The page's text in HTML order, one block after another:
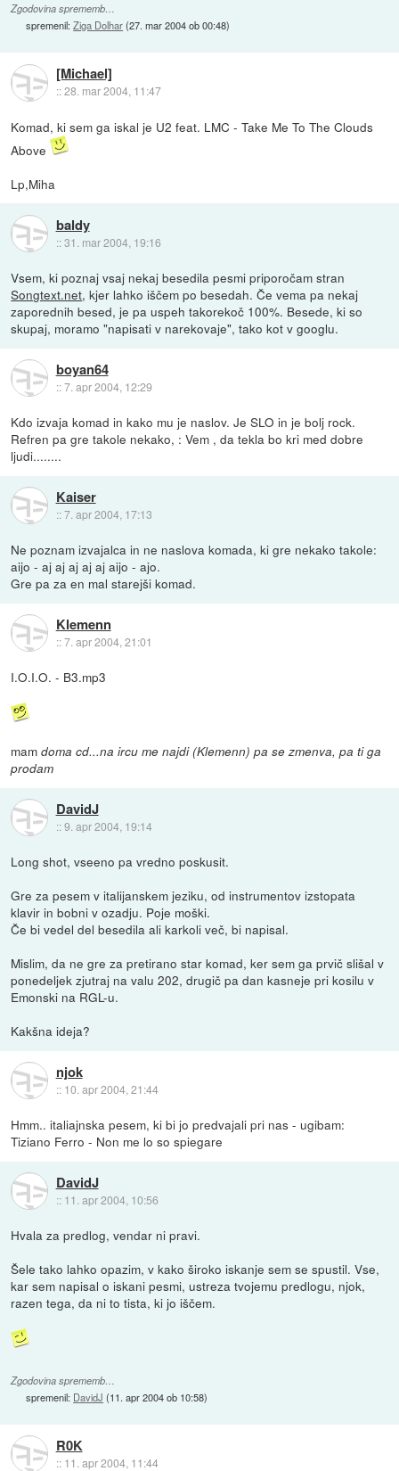
Zgodovina sprememb…
spremenil:Ziga Dolhar(27. mar 2004 ob 00:48)
[Michael]
::28. mar 2004, 11:47
Komad, ki sem ga iskal je U2 feat. LMC - Take Me To The Clouds
Above
Lp,Miha
baldy
::31. mar 2004, 19:16
Vsem, ki poznaj vsaj nekaj besedila pesmi priporočam stran
Songtext.net, kjer lahko iščem po besedah. Če vema pa nekaj
zaporednih besed, je pa uspeh takorekoč 100%. Besede, ki so
skupaj, moramo "napisati v narekovaje", tako kot v googlu.
boyan64
::7. apr 2004, 12:29
Kdo izvaja komad in kako mu je naslov. Je SLO in je bolj rock.
Refren pa gre takole nekako, : Vem , da tekla bo kri med dobre
ljudi........
Kaiser
::7. apr 2004, 17:13
Ne poznam izvajalca in ne naslova komada, ki gre nekako takole:
aijo - aj aj aj aj aj aijo - ajo.
Gre pa za en mal starejši komad.
Klemenn
::7. apr 2004, 21:01
I.O.I.O. - B3.mp3
mamdoma cd...na ircu me najdi (Klemenn) pa se zmenva, pa ti ga
prodam
DavidJ
::9. apr 2004, 19:14
Long shot, vseeno pa vredno poskusit.
Gre za pesem v italijanskem jeziku, od instrumentov izstopata
klavir in bobni v ozadju. Poje moški.
Če bi vedel del besedila ali karkoli več, bi napisal.
Mislim, da ne gre za pretirano star komad, ker sem ga prvič slišal v
ponedeljek zjutraj na valu 202, drugič pa dan kasneje pri kosilu v
Emonski na RGL-u.
Kakšna ideja?
njok
:: 10. apr 2004, 21:44
Hmm.. italiajnska pesem, ki bi jo predvajali pri nas - ugibam:
Tiziano Ferro - Non me lo so spiegare
DavidJ
:: 11. apr 2004, 10:56
Hvala za predlog, vendar ni pravi.
Šele tako lahko opazim, v kako široko iskanje sem se spustil. Vse,
kar sem napisal o iskani pesmi, ustreza tvojemu predlogu, njok,
razen tega, da ni to tista, ki jo iščem.
Zgodovina sprememb…
spremenil: DavidJ (11. apr 2004 ob 10:58)
R0K
:: 11. apr 2004, 11:44